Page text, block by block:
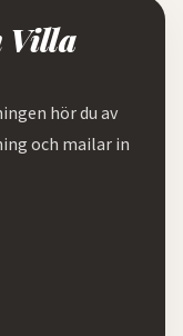
Villa
hör du av
och mailar in